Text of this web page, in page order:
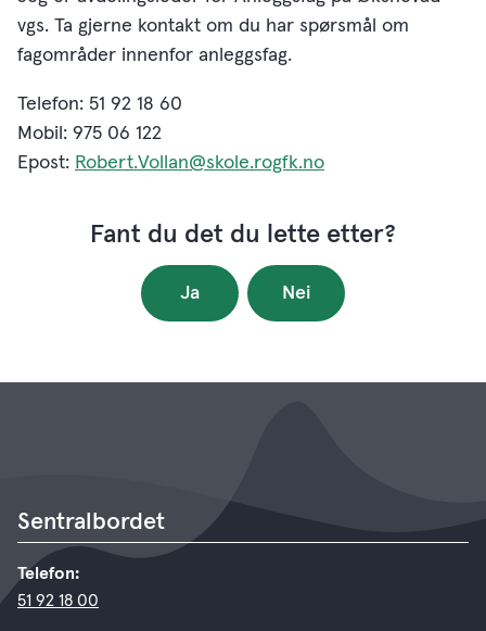
vgs. Ta gjerne kontakt om du har spørsmål om
fagområder innenfor anleggsfag.
Telefon: 51 92 18 60
Mobil: 975 06 122
Epost: Robert.Vollan@skole.rogfk.no
Fant du det du lette etter?
Ja Nei
Sentralbordet
Telefon:
51 92 18 00